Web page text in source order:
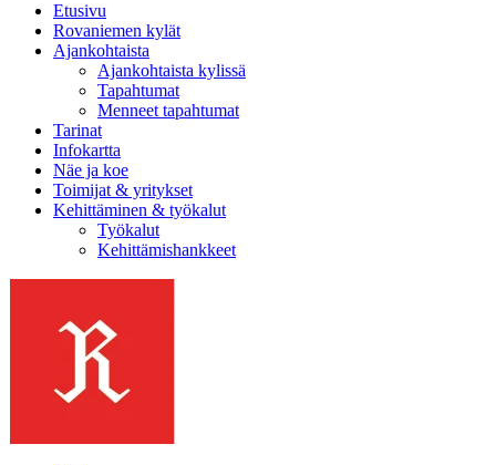
Etusivu
Rovaniemen kylät
Ajankohtaista
Ajankohtaista kylissä
Tapahtumat
Menneet tapahtumat
Tarinat
Infokartta
Näe ja koe
Toimijat & yritykset
Kehittäminen & työkalut
Työkalut
Kehittämishankkeet